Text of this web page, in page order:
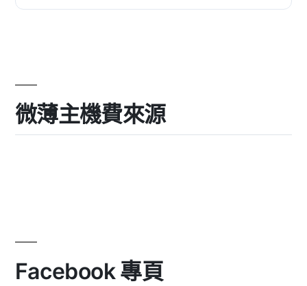
擁有者在訪客之...
微薄主機費來源
Facebook 專頁